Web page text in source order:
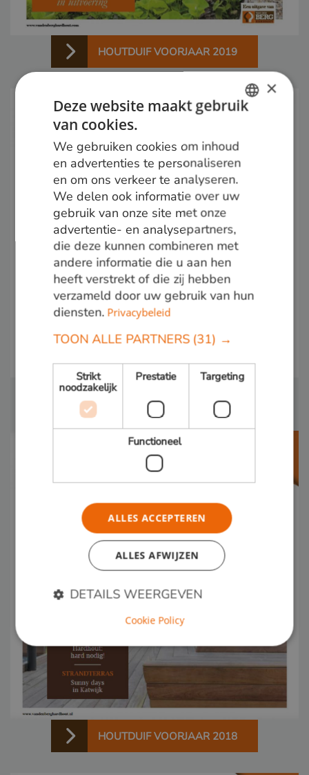
HOUTDUIF VOORJAAR 2019
HOUTDUIF NAJAAR 2018
HOUTDUIF VOORJAAR 2018
GERMAN
ENGLISH
×
Deze website maakt gebruik
van cookies.
We gebruiken cookies om inhoud
en advertenties te personaliseren
en om ons verkeer te analyseren.
We delen ook informatie over uw
gebruik van onze site met onze
advertentie- en analysepartners,
die deze kunnen combineren met
andere informatie die u aan hen
heeft verstrekt of die zij hebben
verzameld door uw gebruik van hun
diensten. Privacybeleid
TOON ALLE PARTNERS (31) →
Strikt
noodzakelijk
Prestatie Targeting
Functioneel
ALLES ACCEPTEREN
ALLES AFWIJZEN
DETAILS WEERGEVEN
Strikt noodzakelijk Prestatie
Targeting
Strikt noodzakelijke cookies maken de
kernfunctionaliteiten van de website mogelijk, zoals
gebruikersaanmelding en accountbeheer. De
website kan niet goed worden gebruikt zonder de
strikt noodzakelijke cookies.
Cookie Policy